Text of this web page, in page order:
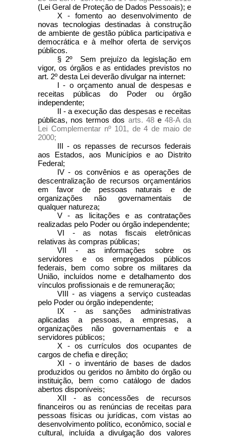
(Lei Geral de Proteção de Dados Pessoais); e
X - fomento ao desenvolvimento de
novas tecnologias destinadas à construção
de ambiente de gestão pública participativa e
democrática e à melhor oferta de serviços
públicos.
§ 2º Sem prejuízo da legislação em
vigor, os órgãos e as entidades previstos no
art. 2º desta Lei deverão divulgar na internet:
I - o orçamento anual de despesas e
receitas públicas do Poder ou órgão
independente;
II - a execução das despesas e receitas
públicas, nos termos dos arts. 48 e 48-A da
Lei Complementar nº 101, de 4 de maio de
2000;
III - os repasses de recursos federais
aos Estados, aos Municípios e ao Distrito
Federal;
IV - os convênios e as operações de
descentralização de recursos orçamentários
em favor de pessoas naturais e de
organizações não governamentais de
qualquer natureza;
V - as licitações e as contratações
realizadas pelo Poder ou órgão independente;
VI - as notas fiscais eletrônicas
relativas às compras públicas;
VII - as informações sobre os
servidores e os empregados públicos
federais, bem como sobre os militares da
União, incluídos nome e detalhamento dos
vínculos profissionais e de remuneração;
VIII - as viagens a serviço custeadas
pelo Poder ou órgão independente;
IX - as sanções administrativas
aplicadas a pessoas, a empresas, a
organizações não governamentais e a
servidores públicos;
X - os currículos dos ocupantes de
cargos de chefia e direção;
XI - o inventário de bases de dados
produzidos ou geridos no âmbito do órgão ou
instituição, bem como catálogo de dados
abertos disponíveis;
XII - as concessões de recursos
financeiros ou as renúncias de receitas para
pessoas físicas ou jurídicas, com vistas ao
desenvolvimento político, econômico, social e
cultural, incluída a divulgação dos valores